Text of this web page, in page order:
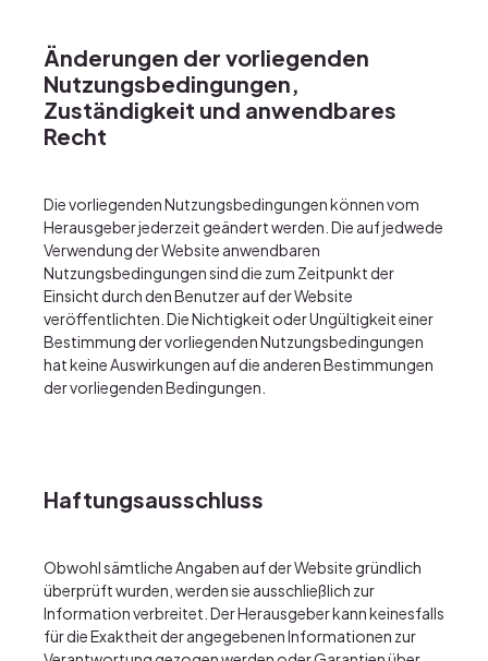
Änderungen der vorliegenden
Nutzungsbedingungen,
Zuständigkeit und anwendbares
Recht
Die vorliegenden Nutzungsbedingungen können vom
Herausgeber jederzeit geändert werden. Die auf jedwede
Verwendung der Website anwendbaren
Nutzungsbedingungen sind die zum Zeitpunkt der
Einsicht durch den Benutzer auf der Website
veröffentlichten. Die Nichtigkeit oder Ungültigkeit einer
Bestimmung der vorliegenden Nutzungsbedingungen
hat keine Auswirkungen auf die anderen Bestimmungen
der vorliegenden Bedingungen.
Haftungsausschluss
Obwohl sämtliche Angaben auf der Website gründlich
überprüft wurden, werden sie ausschließlich zur
Information verbreitet. Der Herausgeber kann keinesfalls
für die Exaktheit der angegebenen Informationen zur